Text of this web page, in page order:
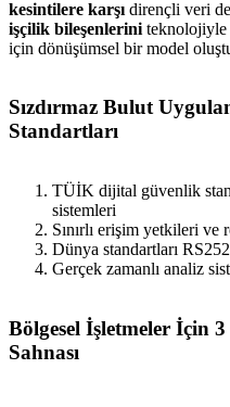
kesintilere karşı dirençli veri
işçilik bileşenlerini teknolojiyle
için dönüşümsel bir model
Sızdırmaz Bulut
Standartları
TÜİK dijital güvenlik
sistemleri
Sınırlı erişim yetkileri ve
Dünya standartları
Gerçek zamanlı analiz
Bölgesel İşletmeler İçin
Sahnası